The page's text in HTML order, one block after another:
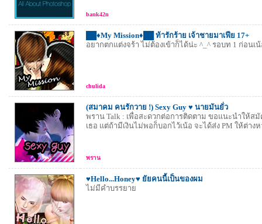
bank42n
██♦My Mission♦██ ท้ารักร้าย เจ้าชายมาเฟีย 17+
อยากตกแต่งจร้า ไม่ต้องเข้าก็ได้น่ะ ^_^ รอบท 1 ก่อนเน้
chulida
(สมาคม คนรักวาย !) Sexy Guy ♥ นายมันยั่ว
พราน Talk : เพื่อสะดวกต่อการติดตาม ขอแนะนำให้ส
เธอ แต่ถ้ามีเงินไม่พอก็บอกไว้เน้อ จะได้ส่ง PM ให้ต่าง
พราน
♥Hello...Honey♥ ยัยคนนี้เป็นของผม
ไม่มีคำบรรยาย